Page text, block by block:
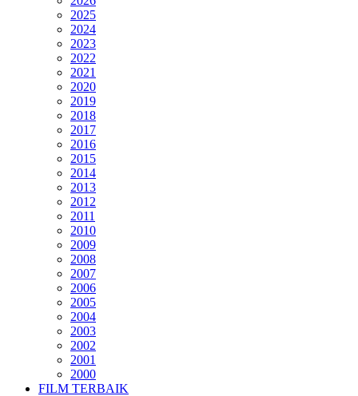
2025
2024
2023
2022
2021
2020
2019
2018
2017
2016
2015
2014
2013
2012
2011
2010
2009
2008
2007
2006
2005
2004
2003
2002
2001
2000
FILM TERBAIK